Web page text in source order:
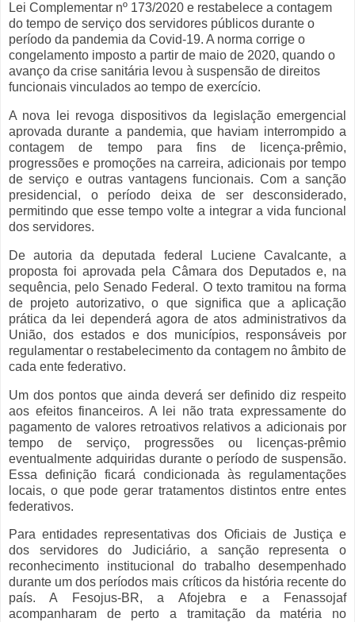
Lei Complementar nº 173/2020 e restabelece a contagem
do tempo de serviço dos servidores públicos durante o
período da pandemia da Covid-19. A norma corrige o
congelamento imposto a partir de maio de 2020, quando o
avanço da crise sanitária levou à suspensão de direitos
funcionais vinculados ao tempo de exercício.
A nova lei revoga dispositivos da legislação emergencial
aprovada durante a pandemia, que haviam interrompido a
contagem de tempo para fins de licença-prêmio,
progressões e promoções na carreira, adicionais por tempo
de serviço e outras vantagens funcionais. Com a sanção
presidencial, o período deixa de ser desconsiderado,
permitindo que esse tempo volte a integrar a vida funcional
dos servidores.
De autoria da deputada federal Luciene Cavalcante, a
proposta foi aprovada pela Câmara dos Deputados e, na
sequência, pelo Senado Federal. O texto tramitou na forma
de projeto autorizativo, o que significa que a aplicação
prática da lei dependerá agora de atos administrativos da
União, dos estados e dos municípios, responsáveis por
regulamentar o restabelecimento da contagem no âmbito de
cada ente federativo.
Um dos pontos que ainda deverá ser definido diz respeito
aos efeitos financeiros. A lei não trata expressamente do
pagamento de valores retroativos relativos a adicionais por
tempo de serviço, progressões ou licenças-prêmio
eventualmente adquiridas durante o período de suspensão.
Essa definição ficará condicionada às regulamentações
locais, o que pode gerar tratamentos distintos entre entes
federativos.
Para entidades representativas dos Oficiais de Justiça e
dos servidores do Judiciário, a sanção representa o
reconhecimento institucional do trabalho desempenhado
durante um dos períodos mais críticos da história recente do
país. A
Fesojus-BR, a Afojebrae a
Fenassojaf
acompanharam de perto a tramitação da matéria no